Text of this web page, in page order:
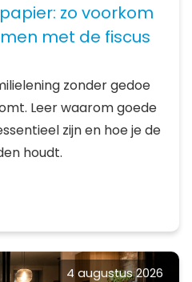
zo voorkom
met de fiscus
zonder gedoe
Leer waarom goede
zijn en hoe je de
houdt.
4 augustus 2026